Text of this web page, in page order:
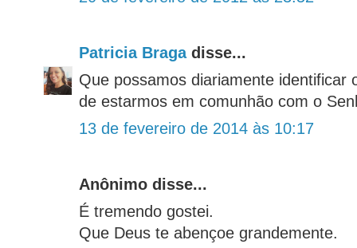
Patricia Bragadisse...
Que possamos diariamente identificar
de estarmos em comunhão com o
13 de fevereiro de 2014 às 10:17
Anônimo disse...
É tremendo gostei.
Que Deus te abençoe grandemente.